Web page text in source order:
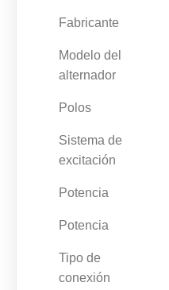
Fabricante
Modelo del
alternador
Polos
Sistema de
excitación
Potencia
Potencia
Tipo de
conexión